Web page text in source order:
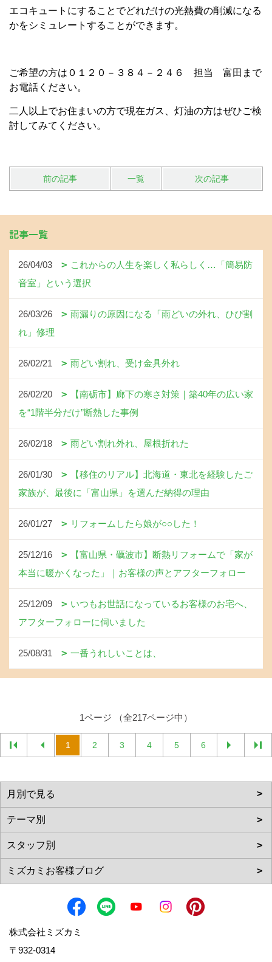
エコキュートにすることでどれだけの光熱費の削減になる
かをシミュレートすることができます。
ご希望の方は０１２０－３８４－２４６ 担当 富田まで
お電話ください。
二人以上でお住まいの方で現在ガス、灯油の方はぜひご検
討してみてください。
前の記事 一覧 次の記事
記事一覧
26/04/03
これからの人生を楽しく私らしく…「簡易防
音室」という選択
26/03/26
雨漏りの原因になる「雨どいの外れ、ひび割
れ」修理
26/02/21 雨どい割れ、受け金具外れ
26/02/20
【南砺市】廊下の寒さ対策｜築40年の広い家
を“1階半分だけ”断熱した事例
26/02/18 雨どい割れ外れ、屋根折れた
26/01/30
【移住のリアル】北海道・東北を経験したご
家族が、最後に「富山県」を選んだ納得の理由
26/01/27 リフォームしたら娘が○○した！
25/12/16
【富山県・礪波市】断熱リフォームで「家が
本当に暖かくなった」｜お客様の声とアフターフォロー
25/12/09
いつもお世話になっているお客様のお宅へ、
アフターフォローに伺いました
25/08/31 一番うれしいことは、
1ページ （全217ページ中）
1 2 3 4 5 6
株式会社ミズカミ
〒932-0314